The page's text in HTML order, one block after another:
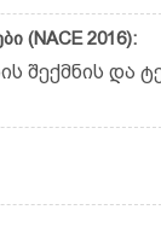
(NACE 2016):
შექმნის და